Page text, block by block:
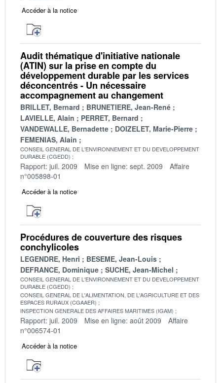
Accéder à la notice
Audit thématique d'initiative nationale
(ATIN) sur la prise en compte du
développement durable par les services
déconcentrés - Un nécessaire
accompagnement au changement
BRILLET, Bernard
BRUNETIERE, Jean-René
LAVIELLE, Alain
PERRET, Bernard
VANDEWALLE, Bernadette
DOIZELET, Marie-Pierre
FEMENIAS, Alain
CONSEIL GENERAL DE L'ENVIRONNEMENT ET DU DEVELOPPEMENT
DURABLE (CGEDD)
Rapport: juil. 2009 Mise en ligne: sept. 2009
Affaire
n°005898-01
Accéder à la notice
Procédures de couverture des risques
conchylicoles
LEGENDRE, Henri
BESEME, Jean-Louis
DEFRANCE, Dominique
SUCHE, Jean-Michel
CONSEIL GENERAL DE L'ENVIRONNEMENT ET DU DEVELOPPEMENT
DURABLE (CGEDD)
CONSEIL GENERAL DE L'ALIMENTATION, DE L'AGRICULTURE ET DES
ESPACES RURAUX (CGAAER)
INSPECTION GENERALE DES AFFAIRES MARITIMES (IGAM)
Rapport: juil. 2009 Mise en ligne: août 2009
Affaire
n°006574-01
Accéder à la notice